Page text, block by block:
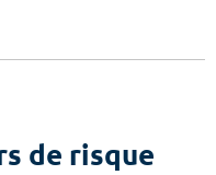
de risque